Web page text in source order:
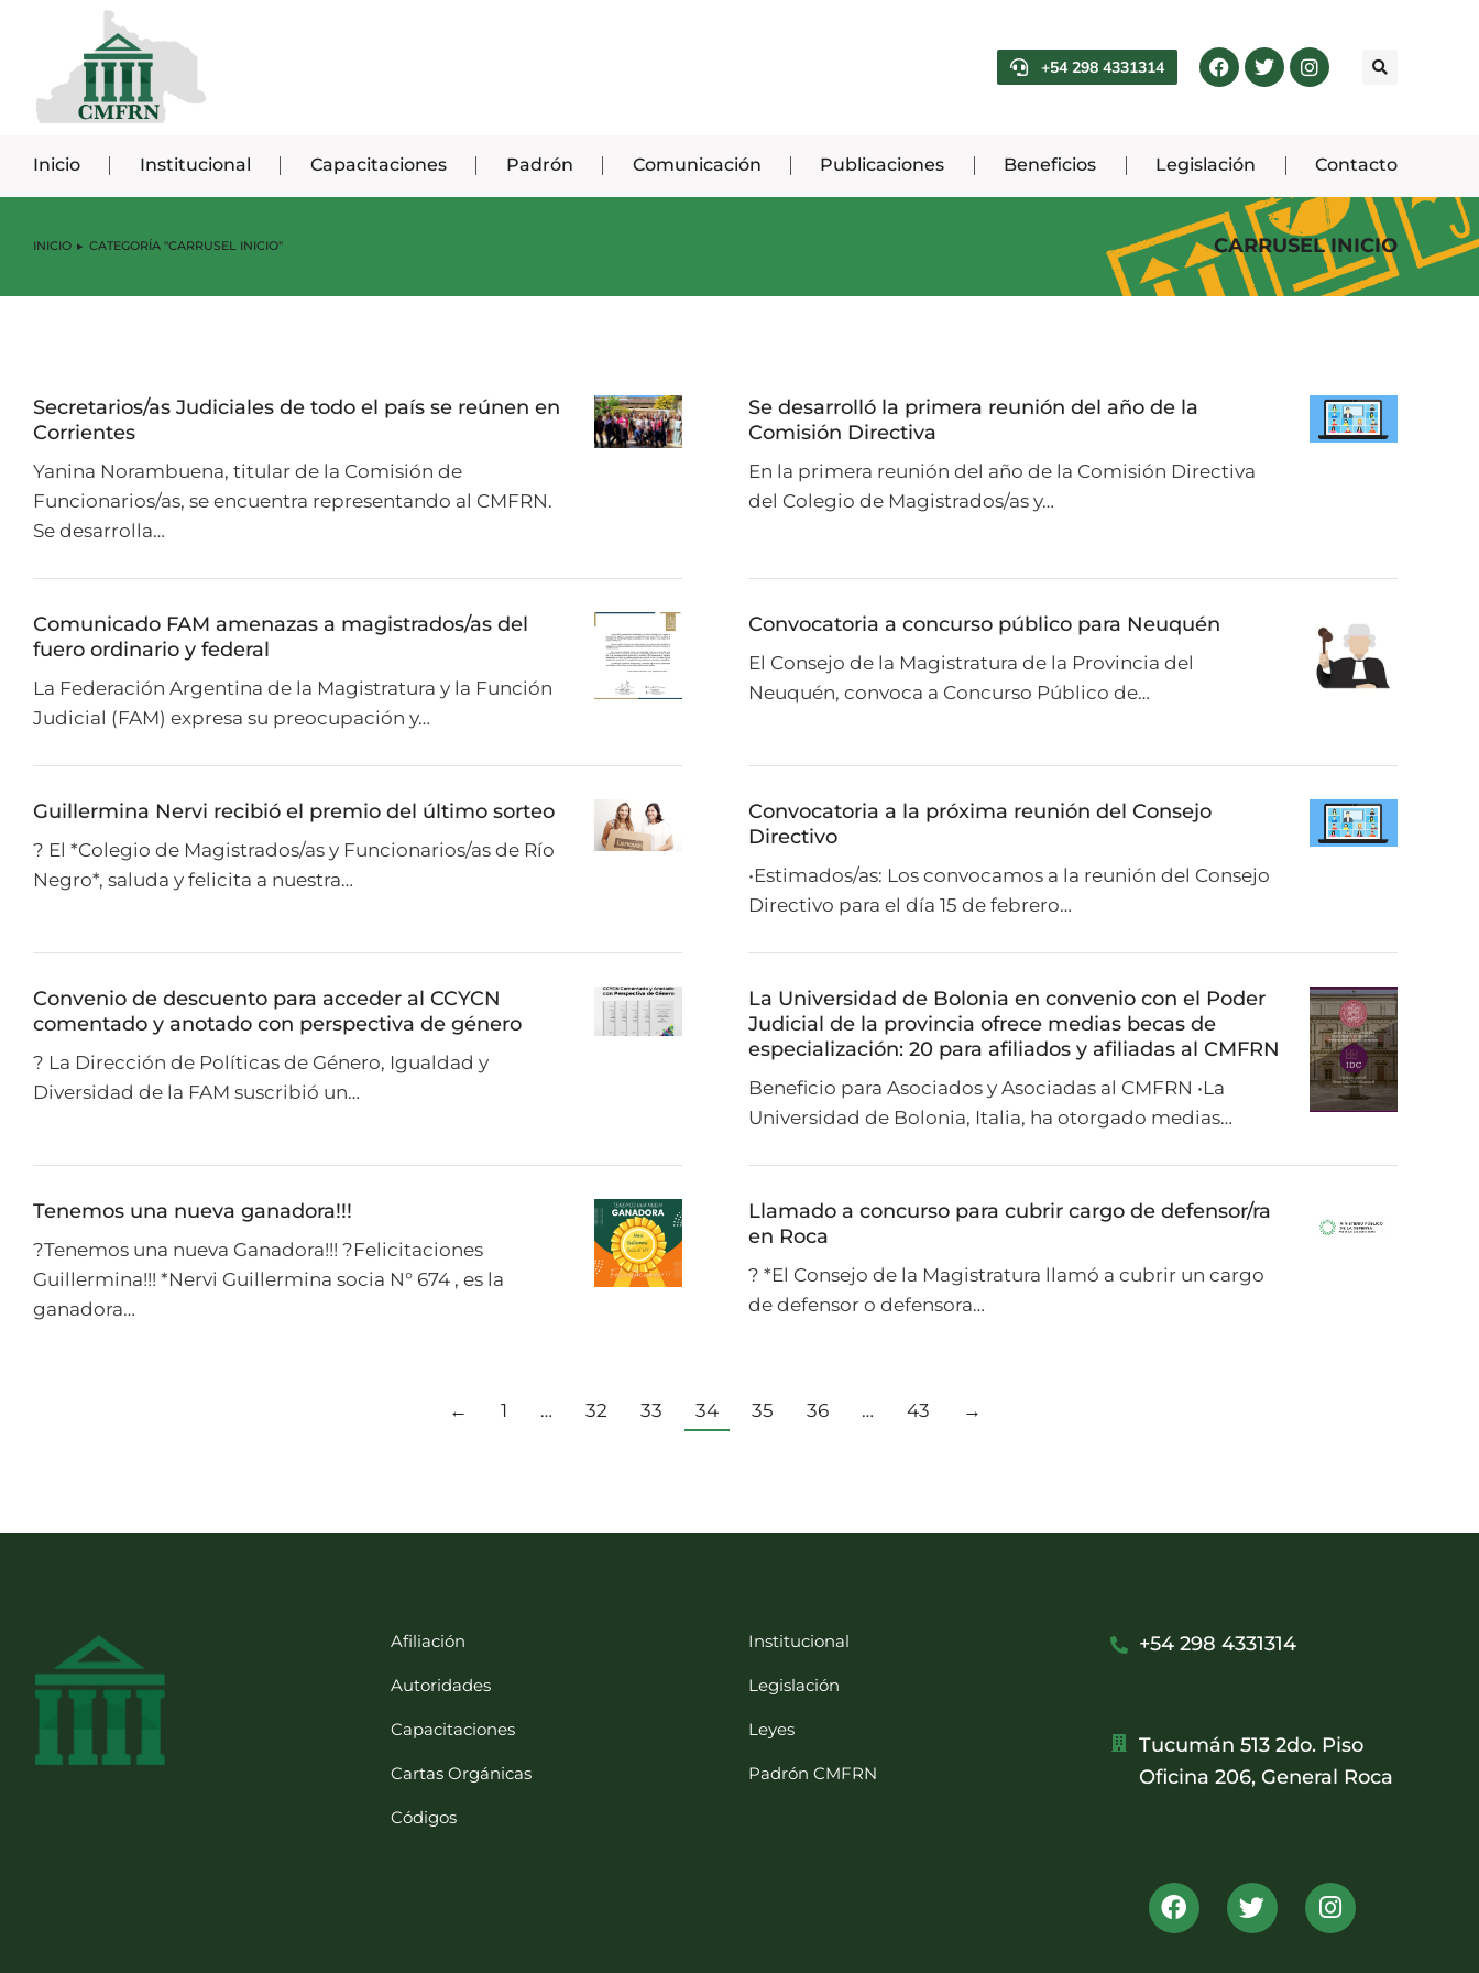
+54 298 4331314
Inicio Institucional Capacitaciones Padrón Comunicación Publicaciones Beneficios Legislación Contacto
Estás aquí:
INICIO CATEGORÍA "CARRUSEL INICIO" CARRUSEL INICIO
Secretarios/as Judiciales de todo el país se reúnen en
Corrientes
Yanina Norambuena, titular de la Comisión de
Funcionarios/as, se encuentra representando al CMFRN.
Se desarrolla…
Se desarrolló la primera reunión del año de la
Comisión Directiva
En la primera reunión del año de la Comisión Directiva
del Colegio de Magistrados/as y…
Comunicado FAM amenazas a magistrados/as del
fuero ordinario y federal
La Federación Argentina de la Magistratura y la Función
Judicial (FAM) expresa su preocupación y…
Convocatoria a concurso público para Neuquén
El Consejo de la Magistratura de la Provincia del
Neuquén, convoca a Concurso Público de…
Guillermina Nervi recibió el premio del último sorteo
? El *Colegio de Magistrados/as y Funcionarios/as de Río
Negro*, saluda y felicita a nuestra…
Convocatoria a la próxima reunión del Consejo
Directivo
•Estimados/as: Los convocamos a la reunión del Consejo
Directivo para el día 15 de febrero…
Convenio de descuento para acceder al CCYCN
comentado y anotado con perspectiva de género
? La Dirección de Políticas de Género, Igualdad y
Diversidad de la FAM suscribió un…
La Universidad de Bolonia en convenio con el Poder
Judicial de la provincia ofrece medias becas de
especialización: 20 para afiliados y afiliadas al CMFRN
Beneficio para Asociados y Asociadas al CMFRN •La
Universidad de Bolonia, Italia, ha otorgado medias…
Tenemos una nueva ganadora!!!
?Tenemos una nueva Ganadora!!! ?Felicitaciones
Guillermina!!! *Nervi Guillermina socia N° 674 , es la
ganadora…
Llamado a concurso para cubrir cargo de defensor/ra
en Roca
? *El Consejo de la Magistratura llamó a cubrir un cargo
de defensor o defensora…
← 1 … 32 33 34 35 36 … 43 →
Afiliación
Autoridades
Capacitaciones
Cartas Orgánicas
Códigos
Institucional
Legislación
Leyes
Padrón CMFRN
+54 298 4331314
Tucumán 513 2do. Piso
Oficina 206, General Roca